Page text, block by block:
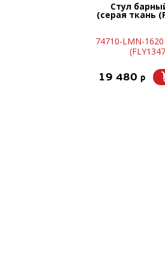
Стул
(серая ткань
74710-LMN-
19 480 p